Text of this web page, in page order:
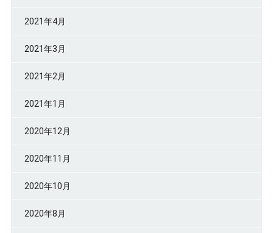
2021年4月
2021年3月
2021年2月
2021年1月
2020年12月
2020年11月
2020年10月
2020年8月